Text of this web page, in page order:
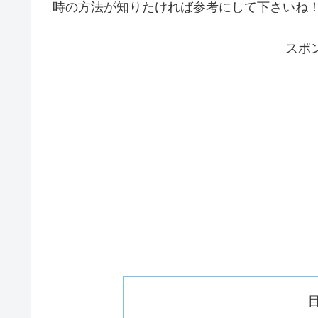
時の方法が知りたければ参考にして下さいね！
スポ